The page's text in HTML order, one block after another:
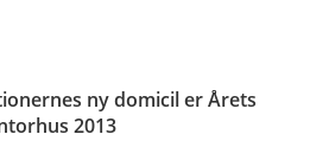
ny domicil er Årets
2013